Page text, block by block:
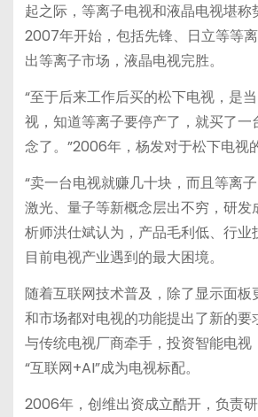
起之际，等离子电视和液晶电视堪称
2007年开始，包括先锋、日立等等
出等离子市场，液晶电视完胜。
“至于后来工作后买的松下电视，是
视，知道等离子要停产了，就买了一
念了。”2006年，杨发对于松下电视
“卖一台电视就赚几十块，而且等离子
激光、量子等新概念层出不穷，研发
析师洪仕斌认为，产品毛利低、行业
目前电视产业遇到的最大困境。
随着互联网技术普及，除了显示面板
和市场都对电视的功能提出了新的要
与传统电视厂商牵手，投资智能电视
“互联网+AI”成为电视标配。
2006年，创维出资成立酷开，负责